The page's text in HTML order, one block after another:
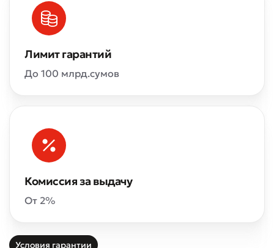
Лимит гарантий
До 100 млрд.сумов
Комиссия за выдачу
От 2%
Условия гарантии